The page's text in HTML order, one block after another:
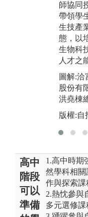
師協同
帶領學
生技產
態，以
生物科
人才之
圖解:洽
股份有
洪堯棟
版權:自
高中
階段
可以
準備
1.高中時期
然學科相關
作與探索課
2.熱忱參與
多元選修課